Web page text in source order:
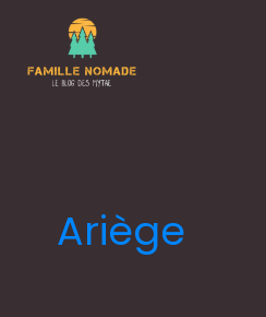
contenu
Ariège